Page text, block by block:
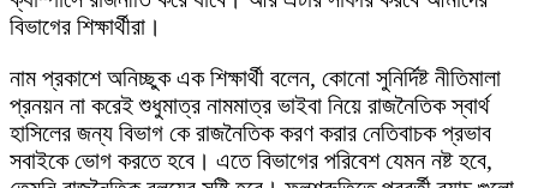
বিভাগের শিক্ষার্থীরা।
নাম প্রকাশে অনিচ্ছুক এক শিক্ষার্থী বলেন, কোনো সুনির্দিষ্ট নীতিমালা
প্রনয়ন না করেই শুধুমাত্র নামমাত্র ভাইবা নিয়ে রাজনৈতিক স্বার্থ
হাসিলের জন্য বিভাগ কে রাজনৈতিক করণ করার নেতিবাচক প্রভাব
সবাইকে ভোগ করতে হবে। এতে বিভাগের পরিবেশ যেমন নষ্ট হবে,